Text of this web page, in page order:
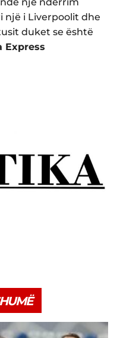
një i Liverpoolit dhe
duket se është
Express